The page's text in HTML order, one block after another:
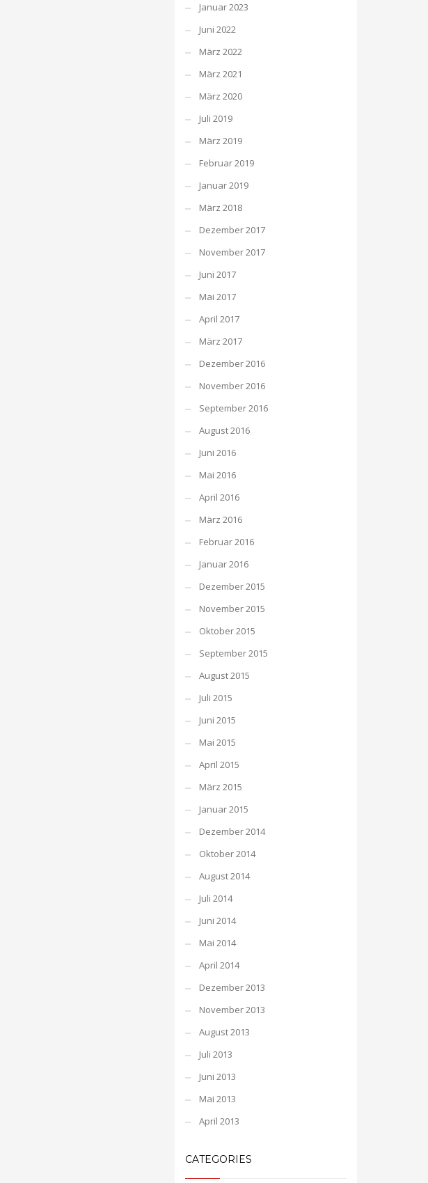
Januar 2023
Juni 2022
März 2022
März 2021
März 2020
Juli 2019
März 2019
Februar 2019
Januar 2019
März 2018
Dezember 2017
November 2017
Juni 2017
Mai 2017
April 2017
März 2017
Dezember 2016
November 2016
September 2016
August 2016
Juni 2016
Mai 2016
April 2016
März 2016
Februar 2016
Januar 2016
Dezember 2015
November 2015
Oktober 2015
September 2015
August 2015
Juli 2015
Juni 2015
Mai 2015
April 2015
März 2015
Januar 2015
Dezember 2014
Oktober 2014
August 2014
Juli 2014
Juni 2014
Mai 2014
April 2014
Dezember 2013
November 2013
August 2013
Juli 2013
Juni 2013
Mai 2013
April 2013
CATEGORIES